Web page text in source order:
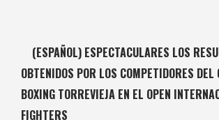
(ESPAÑOL) ESPECTACULARES LOS
OBTENIDOS POR LOS COMPETIDORES
BOXING TORREVIEJA EN EL OPEN
FIGHTERS